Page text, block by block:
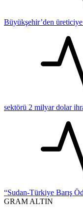
Büyükşehir’den
sektörü 2 milyar dolar
“Sudan-Türkiye Barış
GRAM ALTIN